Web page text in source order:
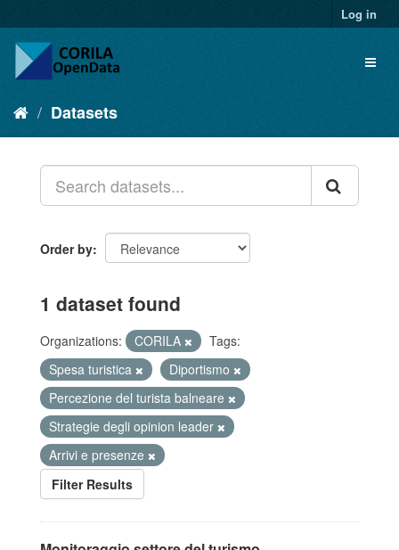
Log in
Datasets
Order by
1 dataset found
Organizations: CORILA
Tags:
Spesa turistica
Diportismo
Percezione del turista balneare
Strategie degli opinion leader
Arrivi e presenze
Filter Results